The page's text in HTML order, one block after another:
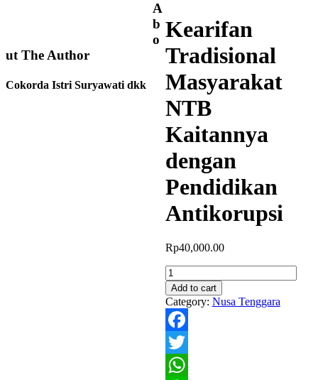
Kearifan
Tradisional
Masyarakat
NTB
Kaitannya
dengan
Pendidikan
Antikorupsi
Rp40,000.00
Kearifan
Tradisional
Masyarakat
NTB
Kaitannya
dengan
Pendidikan
Antikorupsi
quantity
Add to cart
Category: Nusa Tenggara
Facebook
Twitter
A
b
o
ut The Author
Cokorda Istri Suryawati dkk